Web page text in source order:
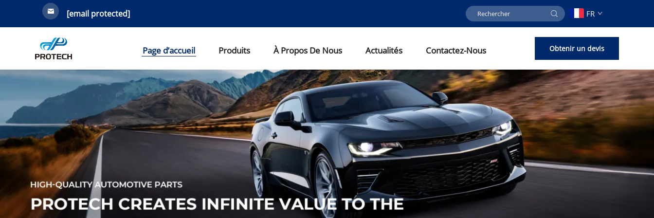
[email protected] FR
Page d’accueil Produits À Propos De Nous Actualités Contactez-Nous Obtenir un devis